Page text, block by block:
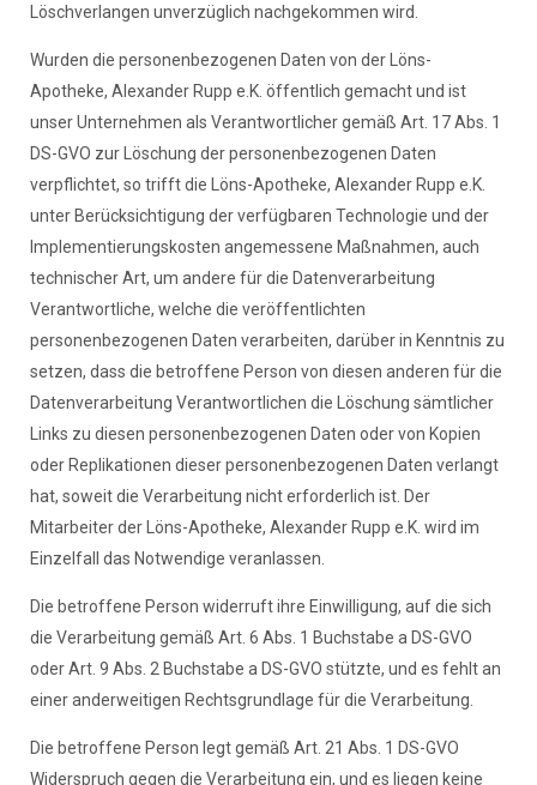
Löschverlangen unverzüglich nachgekommen wird.
Wurden die personenbezogenen Daten von der Löns-
Apotheke, Alexander Rupp e.K. öffentlich gemacht und ist
unser Unternehmen als Verantwortlicher gemäß Art. 17 Abs. 1
DS-GVO zur Löschung der personenbezogenen Daten
verpflichtet, so trifft die Löns-Apotheke, Alexander Rupp e.K.
unter Berücksichtigung der verfügbaren Technologie und der
Implementierungskosten angemessene Maßnahmen, auch
technischer Art, um andere für die Datenverarbeitung
Verantwortliche, welche die veröffentlichten
personenbezogenen Daten verarbeiten, darüber in Kenntnis zu
setzen, dass die betroffene Person von diesen anderen für die
Datenverarbeitung Verantwortlichen die Löschung sämtlicher
Links zu diesen personenbezogenen Daten oder von Kopien
oder Replikationen dieser personenbezogenen Daten verlangt
hat, soweit die Verarbeitung nicht erforderlich ist. Der
Mitarbeiter der Löns-Apotheke, Alexander Rupp e.K. wird im
Einzelfall das Notwendige veranlassen.
Die betroffene Person widerruft ihre Einwilligung, auf die sich
die Verarbeitung gemäß Art. 6 Abs. 1 Buchstabe a DS-GVO
oder Art. 9 Abs. 2 Buchstabe a DS-GVO stützte, und es fehlt an
einer anderweitigen Rechtsgrundlage für die Verarbeitung.
Die betroffene Person legt gemäß Art. 21 Abs. 1 DS-GVO
Widerspruch gegen die Verarbeitung ein, und es liegen keine